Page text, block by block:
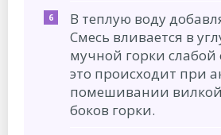
В теплую воду
Смесь вливается в
мучной горки слабой
это происходит при
помешивании вилкой
боков горки.